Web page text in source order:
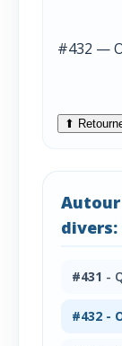
#432 —
⬆
Autour
#431 -
#432 -